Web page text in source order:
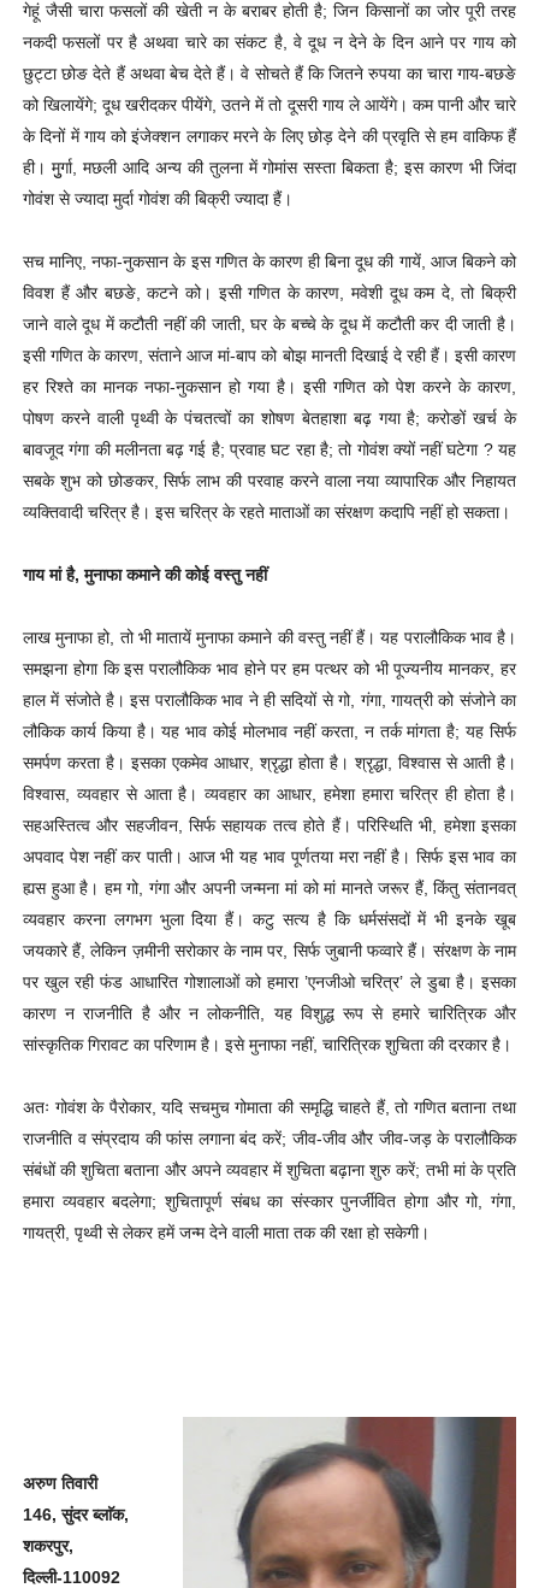
गेहूं जैसी चारा फसलों की खेती न के बराबर होती है; जिन किसानों का जोर पूरी तरह
नकदी फसलों पर है अथवा चारे का संकट है, वे दूध न देने के दिन आने पर गाय को
छुट्टा छोङ देते हैं अथवा बेच देते हैं। वे सोचते हैं कि जितने रुपया का चारा गाय-बछङे
को खिलायेंगे; दूध खरीदकर पीयेंगे, उतने में तो दूसरी गाय ले आयेंगे। कम पानी और चारे
के दिनों में गाय को इंजेक्शन लगाकर मरने के लिए छोड़ देने की प्रवृति से हम वाकिफ हैं
ही। मुुर्गा, मछली आदि अन्य की तुलना में गोमांस सस्ता बिकता है; इस कारण भी जिंदा
गोवंश से ज्यादा मुर्दा गोवंश की बिक्री ज्यादा हैं।
सच मानिए, नफा-नुकसान के इस गणित के कारण ही बिना दूध की गायें, आज बिकने को
विवश हैं और बछङे, कटने को। इसी गणित के कारण, मवेशी दूध कम दे, तो बिक्री
जाने वाले दूध में कटौती नहीं की जाती, घर के बच्चे के दूध में कटौती कर दी जाती है।
इसी गणित के कारण, संताने आज मां-बाप को बोझ मानती दिखाई दे रही हैं। इसी कारण
हर रिश्ते का मानक नफा-नुकसान हो गया है। इसी गणित को पेश करने के कारण,
पोषण करने वाली पृथ्वी के पंचतत्वों का शोषण बेतहाशा बढ़ गया है; करोङों खर्च के
बावजूद गंगा की मलीनता बढ़ गई है; प्रवाह घट रहा है; तो गोवंश क्यों नहीं घटेगा ? यह
सबके शुभ को छोङकर, सिर्फ लाभ की परवाह करने वाला नया व्यापारिक और निहायत
व्यक्तिवादी चरित्र है। इस चरित्र के रहते माताओं का संरक्षण कदापि नहीं हो सकता।
गाय मां है, मुनाफा कमाने की कोई वस्तु नहीं
लाख मुनाफा हो, तो भी मातायें मुनाफा कमाने की वस्तु नहीं हैं। यह परालौकिक भाव है।
समझना होगा कि इस परालौकिक भाव होने पर हम पत्थर को भी पूज्यनीय मानकर, हर
हाल में संजोते है। इस परालौकिक भाव ने ही सदियों से गो, गंगा, गायत्री को संजोने का
लौकिक कार्य किया है। यह भाव कोई मोलभाव नहीं करता, न तर्क मांगता है; यह सिर्फ
समर्पण करता है। इसका एकमेव आधार, श्रृद्धा होता है। श्रृद्धा, विश्वास से आती है।
विश्वास, व्यवहार से आता है। व्यवहार का आधार, हमेशा हमारा चरित्र ही होता है।
सहअस्तित्व और सहजीवन, सिर्फ सहायक तत्व होते हैं। परिस्थिति भी, हमेशा इसका
अपवाद पेश नहीं कर पाती। आज भी यह भाव पूर्णतया मरा नहीं है। सिर्फ इस भाव का
ह्यस हुआ है। हम गो, गंगा और अपनी जन्मना मां को मां मानते जरूर हैं, किंतु संतानवत्
व्यवहार करना लगभग भुला दिया हैं। कटु सत्य है कि धर्मसंसदों में भी इनके खूब
जयकारे हैं, लेकिन ज़मीनी सरोकार के नाम पर, सिर्फ जुबानी फव्वारे हैं। संरक्षण के नाम
पर खुल रही फंड आधारित गोशालाओं को हमारा ’एनजीओ चरित्र’ ले डुबा है। इसका
कारण न राजनीति है और न लोकनीति, यह विशुद्ध रूप से हमारे चारित्रिक और
सांस्कृतिक गिरावट का परिणाम है। इसे मुनाफा नहीं, चारित्रिक शुचिता की दरकार है।
अतः गोवंश के पैरोकार, यदि सचमुच गोमाता की समृद्धि चाहते हैं, तो गणित बताना तथा
राजनीति व संप्रदाय की फांस लगाना बंद करें; जीव-जीव और जीव-जड़ के परालौकिक
संबंधों की शुचिता बताना और अपने व्यवहार में शुचिता बढ़ाना शुरु करें; तभी मां के प्रति
हमारा व्यवहार बदलेगा; शुचितापूर्ण संबध का संस्कार पुनर्जीवित होगा और गो, गंगा,
गायत्री, पृथ्वी से लेकर हमें जन्म देने वाली माता तक की रक्षा हो सकेगी।
अरुण तिवारी
146, सुंदर ब्लाॅक,
शकरपुर,
दिल्ली-110092